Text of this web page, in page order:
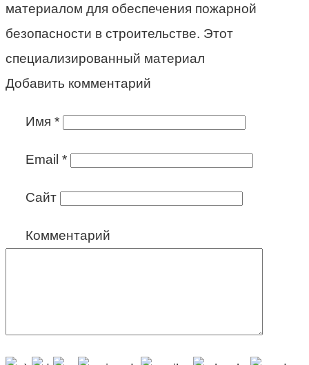
материалом для обеспечения пожарной
безопасности в строительстве. Этот
специализированный материал
Добавить комментарий
Имя *
Email *
Сайт
Комментарий